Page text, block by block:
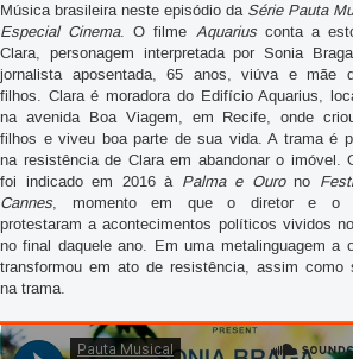
Música brasileira neste episódio da Série Pauta
Especial Cinema. O filme Aquariusconta a
Clara, personagem interpretada por Sonia
jornalista aposentada, 65 anos, viúva e mãe
filhos. Clara é moradora do Edifício Aquarius,
na avenida Boa Viagem, em Recife, onde
filhos e viveu boa parte de sua vida. A trama é
na resistência de Clara em abandonar o imóvel.
foi indicado em 2016 à Palma e Ourono
Cannes, momento em que o diretor e o
protestaram a acontecimentos políticos vividos
no final daquele ano. Em uma metalinguagem a
transformou em ato de resistência, assim como
na trama.